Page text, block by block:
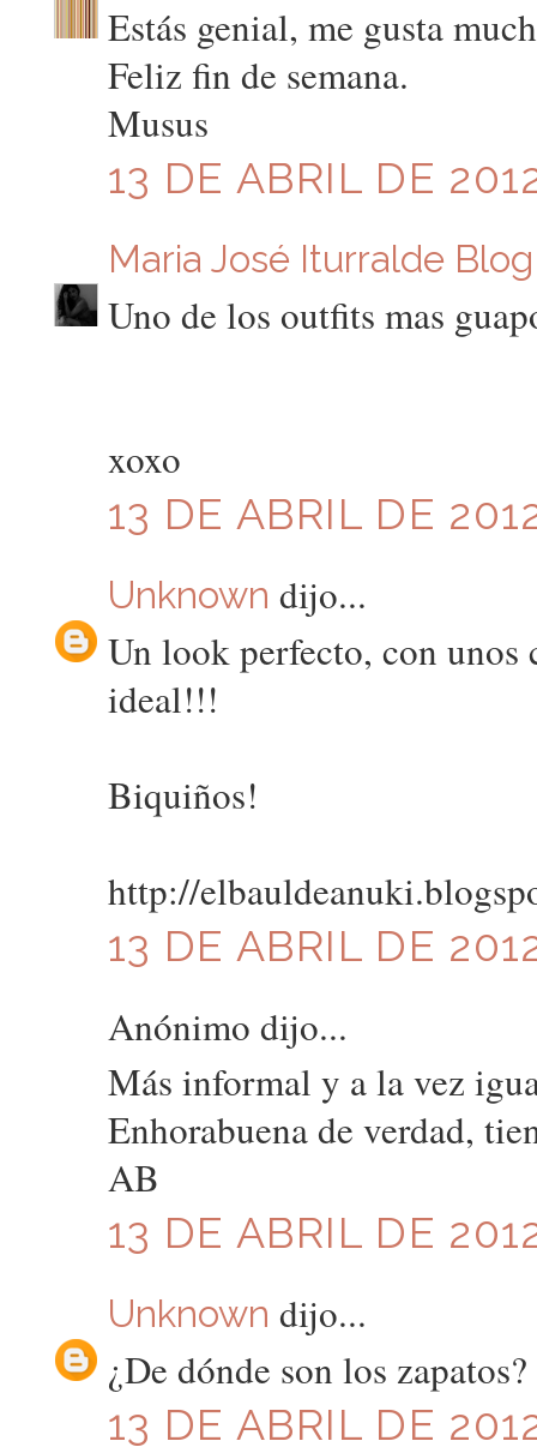
Estás genial, me gusta
Feliz fin de semana.
Musus
13 DE ABRIL DE
Maria José Iturralde Blog
Uno de los outfits mas
xoxo
13 DE ABRIL DE
Unknown dijo...
Un look perfecto, con unos
ideal!!!
Biquiños!
http://
13 DE ABRIL DE
Anónimo dijo...
Más informal y a la vez
Enhorabuena de verdad,
AB
13 DE ABRIL DE
Unknown dijo...
¿De dónde son los
13 DE ABRIL DE